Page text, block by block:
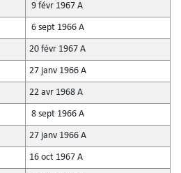
9 févr 1967 A
6 sept 1966 A
20 févr 1967 A
27 janv 1966 A
22 avr 1968 A
8 sept 1966 A
27 janv 1966 A
16 oct 1967 A